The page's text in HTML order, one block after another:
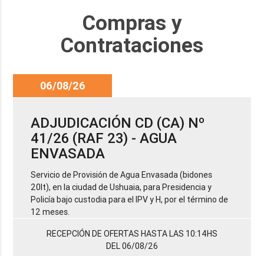
Compras y
Contrataciones
06/08/26
ADJUDICACIÓN CD (CA) Nº
41/26 (RAF 23) - AGUA
ENVASADA
Servicio de Provisión de Agua Envasada (bidones
20lt), en la ciudad de Ushuaia, para Presidencia y
Policía bajo custodia para el IPV y H, por el término de
12 meses.
RECEPCIÓN DE OFERTAS HASTA LAS 10:14HS
DEL 06/08/26